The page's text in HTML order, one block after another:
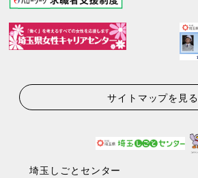
サイトマップを見る
埼玉しごとセンター